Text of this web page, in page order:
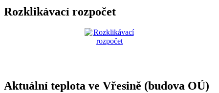
Rozklikávací rozpočet
Aktuální teplota ve Vřesině (budova OÚ)